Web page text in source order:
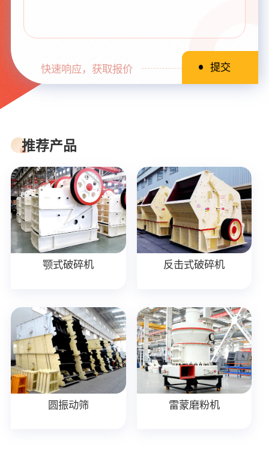
快速响应，获取报价
推荐产品
颚式破碎机 反击式破碎机
圆振动筛 雷蒙磨粉机